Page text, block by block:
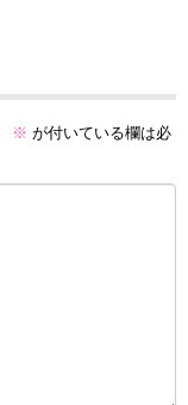
※ が付いている欄は必